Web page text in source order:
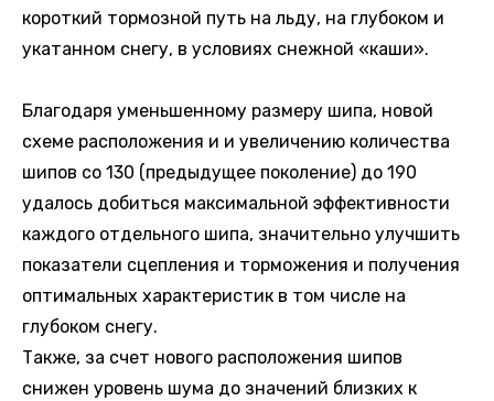
короткий тормозной путь на льду, на глубоком и
укатанном снегу, в условиях снежной «каши».
Благодаря уменьшенному размеру шипа, новой
схеме расположения и и увеличению количества
шипов со 130 (предыдущее поколение) до 190
удалось добиться максимальной эффективности
каждого отдельного шипа, значительно улучшить
показатели сцепления и торможения и получения
оптимальных характеристик в том числе на
глубоком снегу.
Также, за счет нового расположения шипов
снижен уровень шума до значений близких к